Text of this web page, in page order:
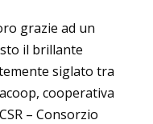
grazie ad un
il brillante
siglato tra
cooperativa
– Consorzio